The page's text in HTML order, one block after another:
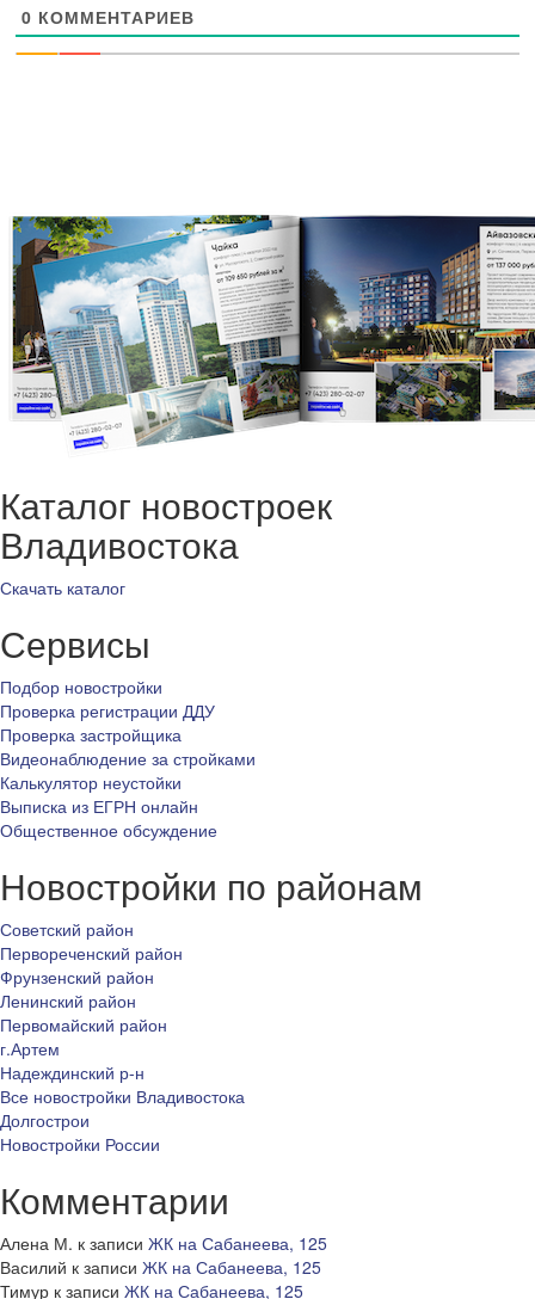
0 КОММЕНТАРИЕВ
Каталог новостроек
Владивостока
Скачать каталог
Сервисы
Подбор новостройки
Проверка регистрации ДДУ
Проверка застройщика
Видеонаблюдение за стройками
Калькулятор неустойки
Выписка из ЕГРН онлайн
Общественное обсуждение
Новостройки по районам
Советский район
Первореченский район
Фрунзенский район
Ленинский район
Первомайский район
г.Артем
Надеждинский р-н
Все новостройки Владивостока
Долгострои
Новостройки России
Комментарии
Алена М. к записи ЖК на Сабанеева, 125
Василий к записи ЖК на Сабанеева, 125
Тимур к записи ЖК на Сабанеева, 125